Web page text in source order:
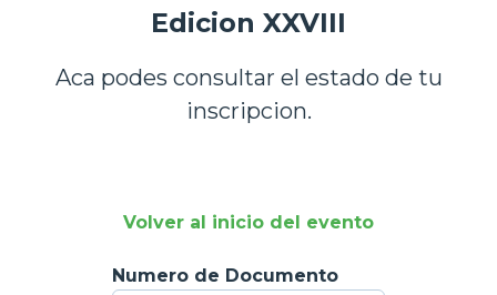
Edicion XXVIII
Aca podes consultar el estado de tu
inscripcion.
Volver al inicio del evento
Numero de Documento